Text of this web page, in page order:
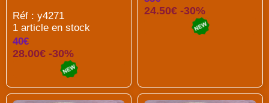
Réf : y4271
1 article en stock
40€
28.00€ -30%
24.50€ -30%